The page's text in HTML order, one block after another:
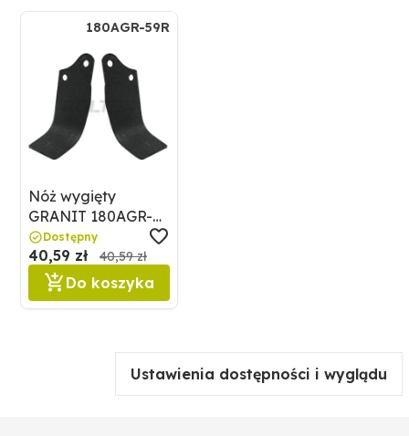
180AGR-59R
Nóż wygięty
GRANIT 180AGR-
59RDostępny
40,59 zł 40,59 zł
Do koszyka
Ustawienia dostępności i wyglądu